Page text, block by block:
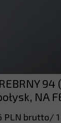
94
NA
PLN brutto/